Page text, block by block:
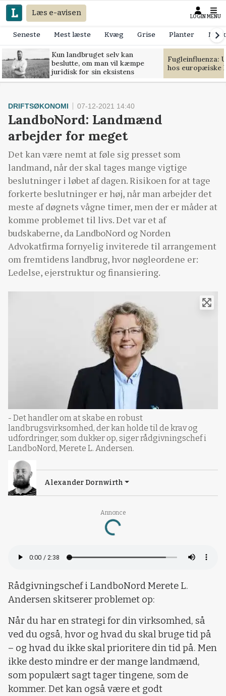
Læs e-avisen LOGIN MENU
Seneste Mest læste Kvæg Grise Planter
Kun landbruget selv kan
beslutte, om man vil kæmpe
juridisk for sin eksistens
Fugleinfluenza:
hos europæiske
Annonce
Loading...
DRIFTSØKONOMI 07-12-2021 14:40
LandboNord: Landmænd
arbejder for meget
Det kan være nemt at føle sig presset som
landmand, når der skal tages mange vigtige
beslutninger i løbet af dagen. Risikoen for at tage
forkerte beslutninger er høj, når man arbejder det
meste af døgnets vågne timer, men der er måder at
komme problemet til livs. Det var et af
budskaberne, da LandboNord og Norden
Advokatfirma fornyelig inviterede til arrangement
om fremtidens landbrug, hvor nøgleordene er:
Ledelse, ejerstruktur og finansiering.
- Det handler om at skabe en robust
landbrugsvirksomhed, der kan holde til de krav og
udfordringer, som dukker op, siger rådgivningschef i
LandboNord, Merete L. Andersen.
Alexander Dornwirth
Rådgivningschef i LandboNord Merete L.
Andersen skitserer problemet op:
Når du har en strategi for din virksomhed, så
ved du også, hvor og hvad du skal bruge tid på
– og hvad du ikke skal prioritere din tid på. Men
ikke desto mindre er der mange landmænd,
som populært sagt tager tingene, som de
kommer. Det kan også være et godt